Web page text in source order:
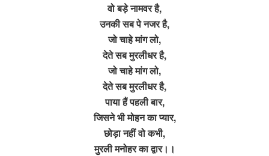
वो बड़े नामवर है,
उनकी सब पे नजर है,
जो चाहे मांग लो,
देते सब मुरलीधर है,
जो चाहे मांग लो,
देते सब मुरलीधर है,
पाया हैं पहली बार,
जिसने भी मोहन का प्यार,
छोड़ा नहीं वो कभी,
मुरली मनोहर का द्वार।।